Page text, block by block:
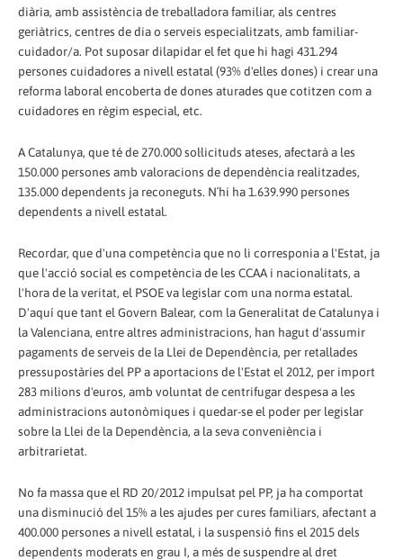
diària, amb assistència de treballadora familiar, als centres
geriàtrics, centres de dia o serveis especialitzats, amb familiar-
cuidador/a. Pot suposar dilapidar el fet que hi hagi 431.294
persones cuidadores a nivell estatal (93% d'elles dones) i crear una
reforma laboral encoberta de dones aturades que cotitzen com a
cuidadores en règim especial, etc.
A Catalunya, que té de 270.000 sol·licituds ateses, afectarà a les
150.000 persones amb valoracions de dependència realitzades,
135.000 dependents ja reconeguts. N´hi ha 1.639.990 persones
dependents a nivell estatal.
Recordar, que d'una competència que no li corresponia a l'Estat, ja
que l'acció social es competència de les CCAA i nacionalitats, a
l'hora de la veritat, el PSOE va legislar com una norma estatal.
D'aquí que tant el Govern Balear, com la Generalitat de Catalunya i
la Valenciana, entre altres administracions, han hagut d'assumir
pagaments de serveis de la Llei de Dependència, per retallades
pressupostàries del PP a aportacions de l'Estat el 2012, per import
283 milions d'euros, amb voluntat de centrifugar despesa a les
administracions autonòmiques i quedar-se el poder per legislar
sobre la Llei de la Dependència, a la seva conveniència i
arbitrarietat.
No fa massa que el RD 20/2012 impulsat pel PP, ja ha comportat
una disminució del 15% a les ajudes per cures familiars, afectant a
400.000 persones a nivell estatal, i la suspensió fins el 2015 dels
dependents moderats en grau I, a més de suspendre al dret